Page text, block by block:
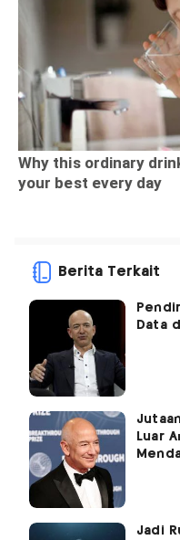
Berita Terkait
Data
Luar
Jadi